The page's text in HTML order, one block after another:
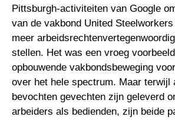
Pittsburgh-activiteiten van Google
van de vakbond United
meer
stellen. Het was een vroeg
opbouwende vakbondsbeweging
over het hele spectrum. Maar terwijl
bevochten gevechten zijn geleverd
arbeiders als bedienden, zijn beide